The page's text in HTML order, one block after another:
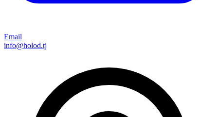
Email
info@holod.tj